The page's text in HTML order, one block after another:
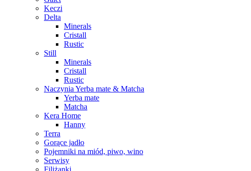
Keczi
Delta
Minerals
Cristall
Rustic
Still
Minerals
Cristall
Rustic
Naczynia Yerba mate & Matcha
Yerba mate
Matcha
Kera Home
Hanny
Terra
Gorące jadło
Pojemniki na miód, piwo, wino
Serwisy
Filiżanki